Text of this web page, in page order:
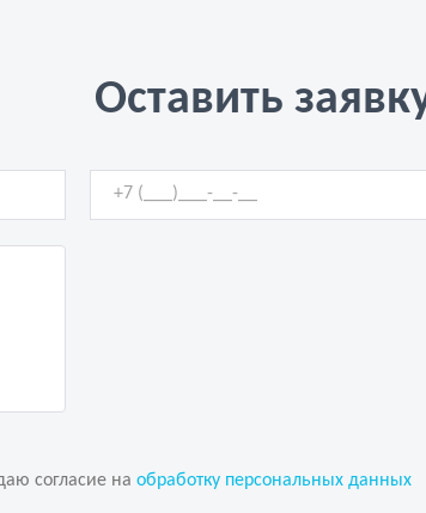
Оставить
согласие на обработку персональных данных